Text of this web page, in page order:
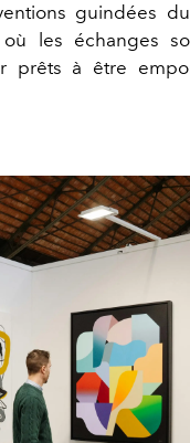
guindées
les échanges
prêts à être